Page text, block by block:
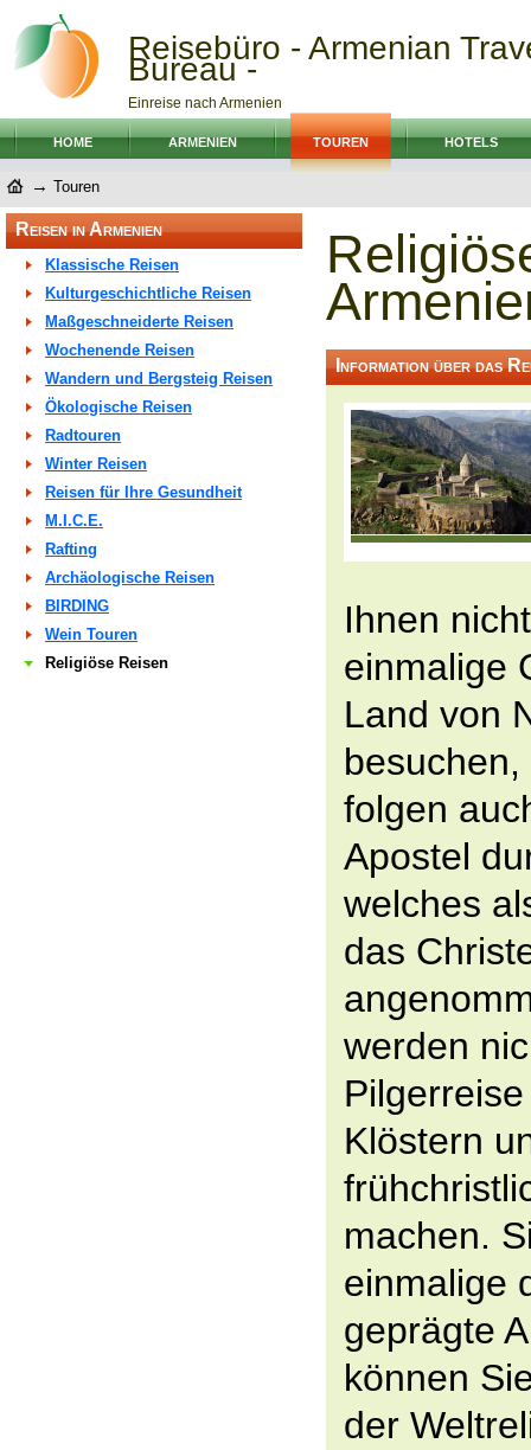
Reisebüro - Armenian
Bureau -
Einreise nach Armenien
HOME ARMENIEN TOUREN HOTELS
→ Touren
Reisen in Armenien
Klassische Reisen
Kulturgeschichtliche Reisen
Maßgeschneiderte Reisen
Wochenende Reisen
Wandern und Bergsteig Reisen
Ökologische Reisen
Radtouren
Winter Reisen
Reisen für Ihre Gesundheit
M.I.C.E.
Rafting
Archäologische Reisen
BIRDING
Wein Touren
Religiöse Reisen
Information über das
Ihnen
einmalige
Land von
folgen
Apostel
welches
das
werden
Klöstern
machen.
einmalige
geprägte
können
der